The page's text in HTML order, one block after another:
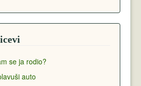
se ja rodio?
auto